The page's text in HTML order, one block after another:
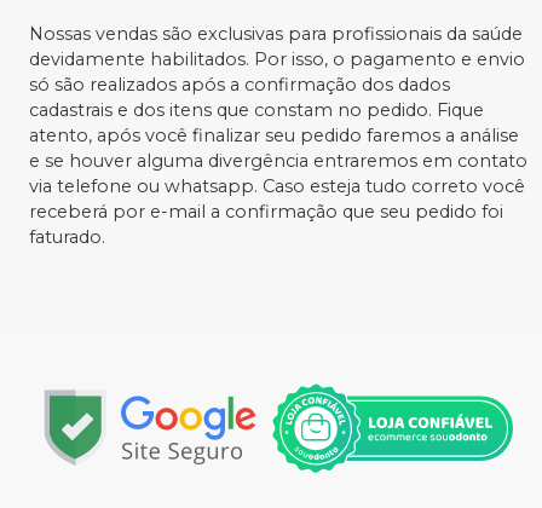
Nossas vendas são exclusivas para profissionais da saúde
devidamente habilitados. Por isso, o pagamento e envio
só são realizados após a confirmação dos dados
cadastrais e dos itens que constam no pedido. Fique
atento, após você finalizar seu pedido faremos a análise
e se houver alguma divergência entraremos em contato
via telefone ou whatsapp. Caso esteja tudo correto você
receberá por e-mail a confirmação que seu pedido foi
faturado.